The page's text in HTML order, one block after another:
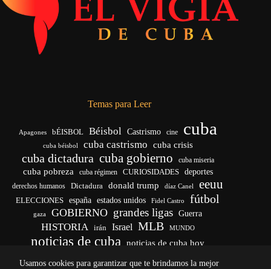
Usamos cookies para garantizar que te brindamos la mejor
Temas para Leer
Apagones bÉISBOL Béisbol Castrismo cine cuba
cuba béisbol cuba castrismo cuba crisis
cuba dictadura cuba gobierno cuba miseria
cuba pobreza cuba régimen CURIOSIDADES deportes
derechos humanos Dictadura donald trump díaz Canel eeuu
ELECCIONES españa estados unidos Fidel Castro fútbol
gaza GOBIERNO grandes ligas Guerra
HISTORIA irán Israel MLB MUNDO
noticias de cuba
noticias de cuba hoy
vida yankees